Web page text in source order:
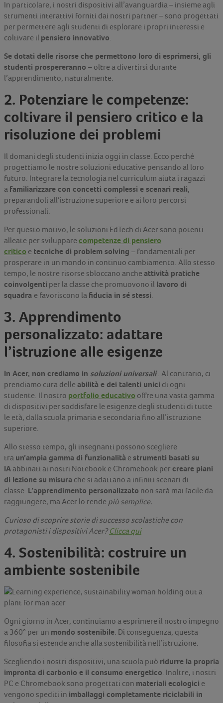
In particolare, i nostri dispositivi all’avanguardia – insieme agli
strumenti interattivi forniti dai nostri partner – sono progettati
per permettere agli studenti di esplorare i propri interessi e
coltivare il pensiero innovativo.
Se dotati delle risorse che permettono loro di esprimersi, gli
studenti prospereranno – oltre a divertirsi durante
l’apprendimento, naturalmente.
2. Potenziare le competenze:
coltivare il pensiero critico e la
risoluzione dei problemi
Il domani degli studenti inizia oggi in classe. Ecco perché
progettiamo le nostre soluzioni educative pensando al loro
futuro. Integrare la tecnologia nel curriculum aiuta i ragazzi
a familiarizzare con concetti complessi e scenari reali,
preparandoli all’istruzione superiore e ai loro percorsi
professionali.
Per questo motivo, le soluzioni EdTech di Acer sono potenti
alleate per sviluppare competenze di pensiero
critico e tecniche di problem solving – fondamentali per
prosperare in un mondo in continuo cambiamento. Allo stesso
tempo, le nostre risorse sbloccano anche attività pratiche
coinvolgenti per la classe che promuovono il lavoro di
squadra e favoriscono la fiducia in sé stessi.
3. Apprendimento
personalizzato: adattare
l’istruzione alle esigenze
In Acer, non crediamo in soluzioni universali . Al contrario, ci
prendiamo cura delle abilità e dei talenti unici di ogni
studente. Il nostro portfolio educativo offre una vasta gamma
di dispositivi per soddisfare le esigenze degli studenti di tutte
le età, dalla scuola primaria e secondaria fino all’istruzione
superiore.
Allo stesso tempo, gli insegnanti possono scegliere
tra un’ampia gamma di funzionalità e strumenti basati su
IA abbinati ai nostri Notebook e Chromebook per creare piani
di lezione su misura che si adattano a infiniti scenari di
classe. L’apprendimento personalizzato non sarà mai facile da
raggiungere, ma Acer lo rende più semplice.
Curioso di scoprire storie di successo scolastiche con
protagonisti i dispositivi Acer?Clicca qui
4. Sostenibilità: costruire un
ambiente sostenibile
Ogni giorno in Acer, continuiamo a esprimere il nostro impegno
a 360° per un mondo sostenibile. Di conseguenza, questa
filosofia si estende anche alla sostenibilità nell’istruzione.
Scegliendo i nostri dispositivi, una scuola può ridurre la propria
impronta di carbonio e il consumo energetico. Inoltre, i nostri
PC e Chromebook sono progettati con materiali ecologici e
vengono spediti in imballaggi completamente riciclabili in